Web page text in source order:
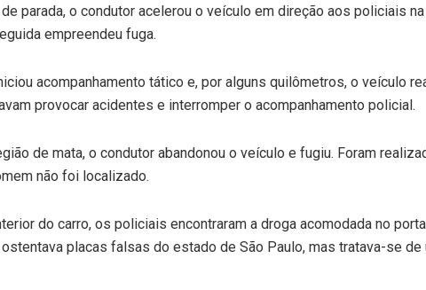
parada, o condutor acelerou o veículo em direção aos policiais
empreendeu fuga.
acompanhamento tático e, por alguns quilômetros, o veículo
provocar acidentes e interromper o acompanhamento policial.
de mata, o condutor abandonou o veículo e fugiu. Foram
não foi localizado.
do carro, os policiais encontraram a droga acomodada no
placas falsas do estado de São Paulo, mas tratava-se de